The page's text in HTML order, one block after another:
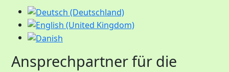
Ansprechpartner für die